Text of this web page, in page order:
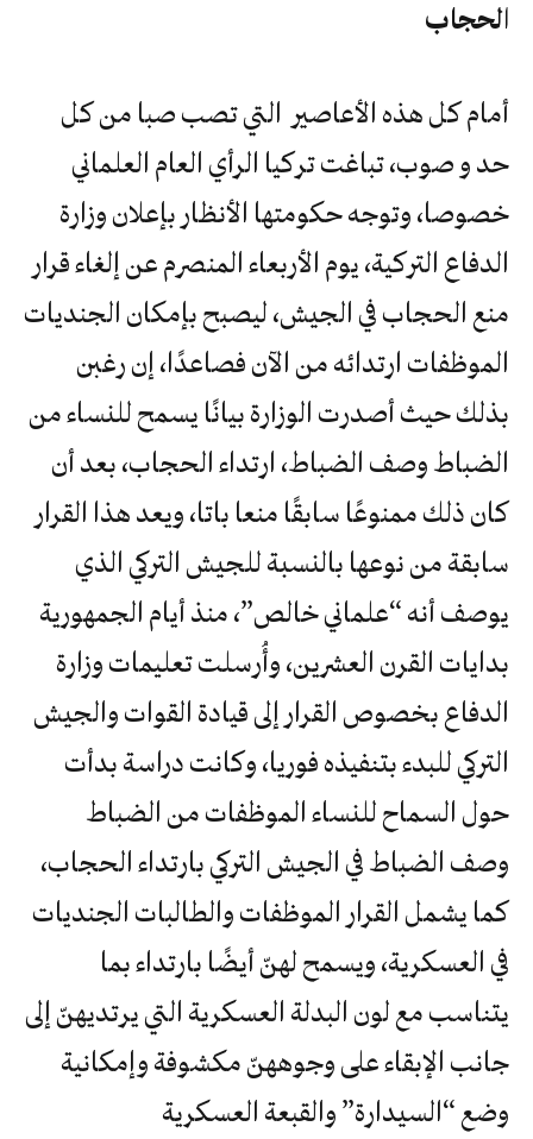
الحجاب
أمام كل هذه الأعاصير التي تصب صبا من كل
حد و صوب، تباغت تركيا الرأي العام العلماني
خصوصا، وتوجه حكومتها الأنظار بإعلان وزارة
الدفاع التركية، يوم الأربعاء المنصرم عن إلغاء قرار
منع الحجاب في الجيش، ليصبح بإمكان الجنديات
الموظفات ارتدائه من الآن فصاعدًا، إن رغبن
بذلك حيث أصدرت الوزارة بيانًا يسمح للنساء من
الضباط وصف الضباط، ارتداء الحجاب، بعد أن
كان ذلك ممنوعًا سابقًا منعا باتا، ويعد هذا القرار
سابقة من نوعها بالنسبة للجيش التركي الذي
يوصف أنه “علماني خالص”، منذ أيام الجمهورية
بدايات القرن العشرين، وأُرسلت تعليمات وزارة
الدفاع بخصوص القرار إلى قيادة القوات والجيش
التركي للبدء بتنفيذه فوريا، وكانت دراسة بدأت
حول السماح للنساء الموظفات من الضباط
وصف الضباط في الجيش التركي بارتداء الحجاب،
كما يشمل القرار الموظفات والطالبات الجنديات
في العسكرية، ويسمح لهنّ أيضًا بارتداء بما
يتناسب مع لون البدلة العسكرية التي يرتديهنّ إلى
جانب الإبقاء على وجوههنّ مكشوفة وإمكانية
وضع “السيدارة” والقبعة العسكرية